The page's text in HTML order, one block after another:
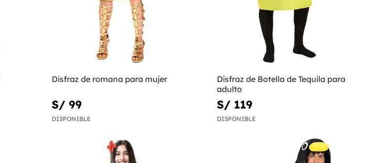
Disfraz de romana para mujer
S/ 99
DISPONIBLE
Disfraz de Botella de Tequila para
adulto
S/ 119
DISPONIBLE